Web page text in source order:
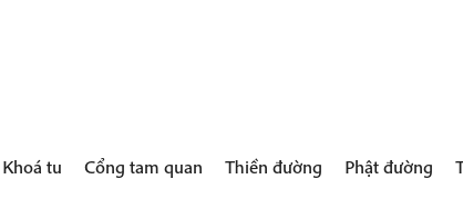
Khoá tu Cổng tam quan Thiền đường Phật đường